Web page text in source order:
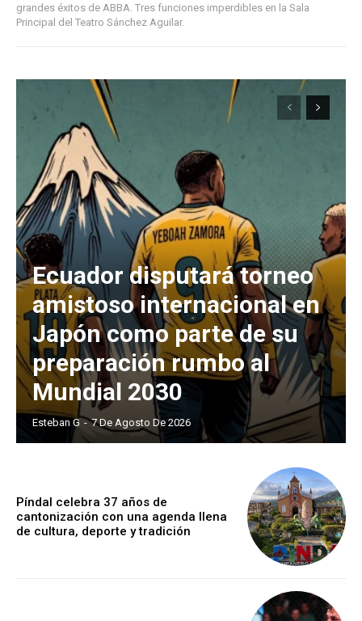
grandes éxitos de ABBA. Tres funciones imperdibles en la Sala
Principal del Teatro Sánchez Aguilar.
Ecuador disputará torneo
amistoso internacional en
Japón como parte de su
preparación rumbo al
Mundial 2030
Esteban G - 7 De Agosto De 2026
Píndal celebra 37 años de
cantonización con una agenda llena
de cultura, deporte y tradición